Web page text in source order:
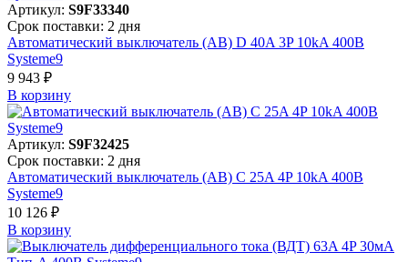
Артикул: S9F33340
Срок поставки: 2 дня
Автоматический выключатель (АВ) D 40A 3P 10kA 400В
Systeme9
9 943 ₽
В корзинy
Артикул: S9F32425
Срок поставки: 2 дня
Автоматический выключатель (АВ) C 25A 4P 10kA 400В
Systeme9
10 126 ₽
В корзинy